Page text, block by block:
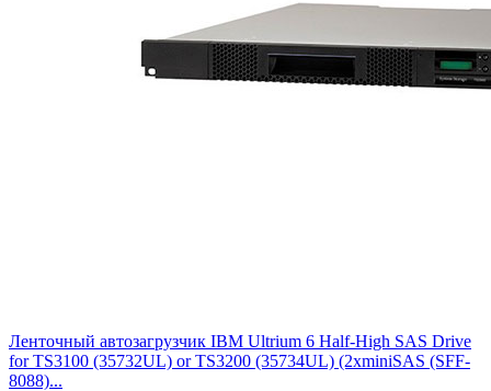
Ленточный автозагрузчик IBM Ultrium 6 Half-High SAS Drive
for TS3100 (35732UL) or TS3200 (35734UL) (2xminiSAS (SFF-
8088)...